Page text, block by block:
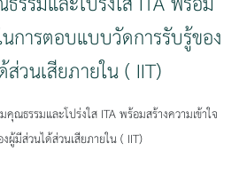
นการตอบแบบวัดการรับรู้ของ
ส่วนเสียภายใน ( IIT)
ณธรรมและโปร่งใส ITA พร้อมสร้างความเข้าใจ
ผู้มีส่วนได้ส่วนเสียภายใน ( IIT)